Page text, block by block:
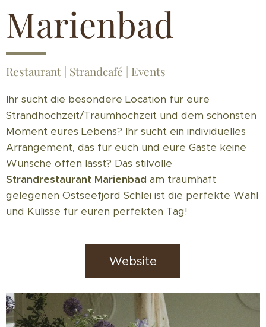
Marienbad
Restaurant | Strandcafé | Events
Ihr sucht die besondere Location für eure
Strandhochzeit/Traumhochzeit und dem schönsten
Moment eures Lebens? Ihr sucht ein individuelles
Arrangement, das für euch und eure Gäste keine
Wünsche offen lässt? Das stilvolle
Strandrestaurant Marienbad am traumhaft
gelegenen Ostseefjord Schlei ist die perfekte Wahl
und Kulisse für euren perfekten Tag!
Website